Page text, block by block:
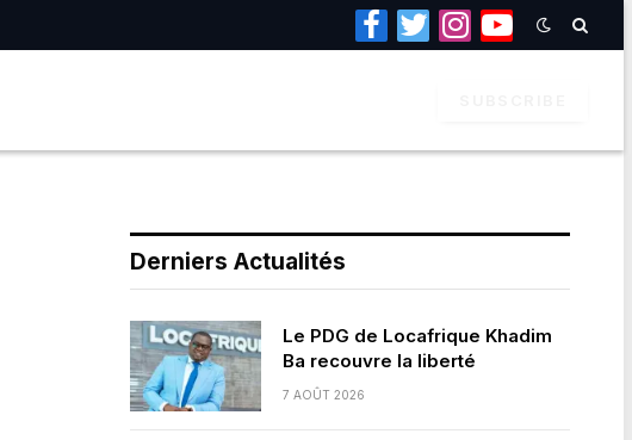
Facebook
TwitterInstagramYouTube
Derniers Actualités
Le PDG de Locafrique Khadim
Ba recouvre la liberté
7 AOÛT 2026